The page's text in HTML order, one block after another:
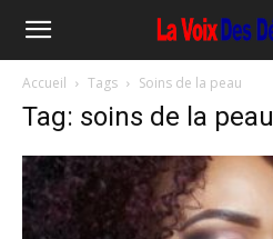
Accueil Tags Soins de la peau
Tag: soins de la peau